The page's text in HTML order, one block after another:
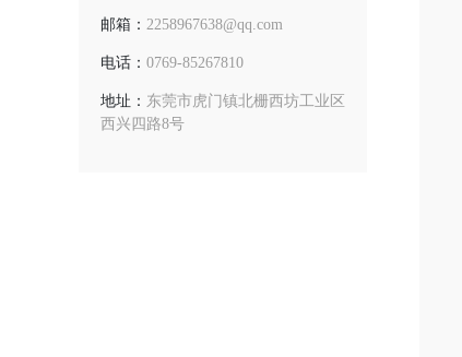
邮箱： 2258967638@qq.com
电话： 0769-85267810
地址： 东莞市虎门镇北栅西坊工业区
西兴四路8号